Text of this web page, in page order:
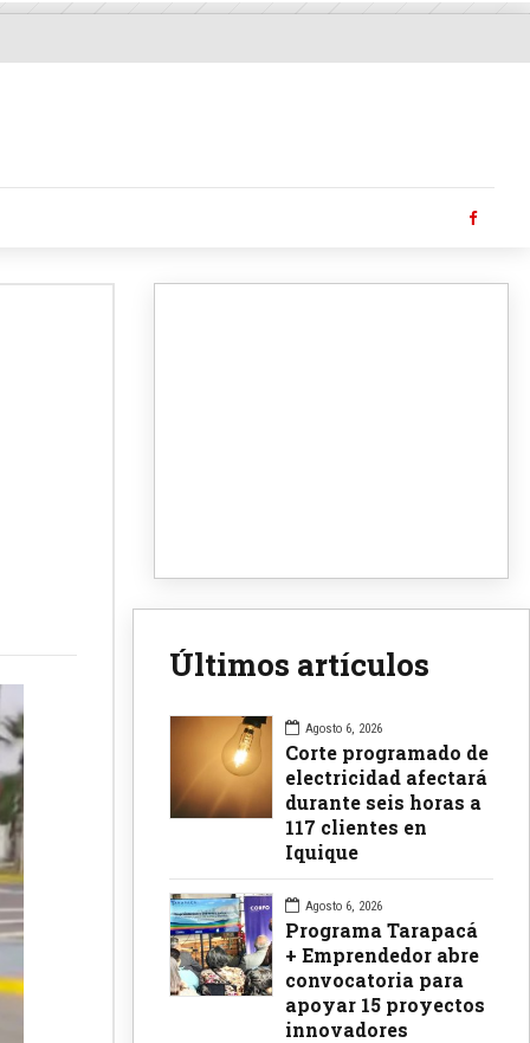
Últimos artículos
Agosto 6, 2026
Corte programado de
electricidad afectará
durante seis horas a
117 clientes en
Iquique
Agosto 6, 2026
Programa Tarapacá
+ Emprendedor abre
convocatoria para
apoyar 15 proyectos
innovadores